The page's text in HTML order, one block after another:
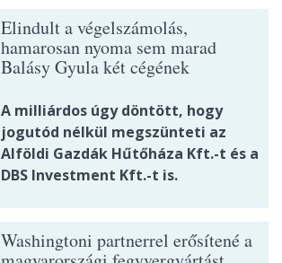
Elindult a végelszámolás,
hamarosan nyoma sem marad
Balásy Gyula két cégének
A milliárdos úgy döntött, hogy
jogutód nélkül megszünteti az
Alföldi Gazdák Hűtőháza Kft.-t és a
DBS Investment Kft.-t is.
Washingtoni partnerrel erősítené a